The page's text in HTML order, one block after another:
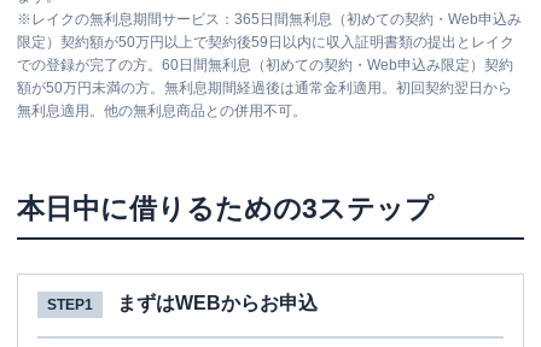
※ レイクの無利息期間サービス：365日間無利息（初めての契約・Web申込み
限定）契約額が50万円以上で契約後59日以内に収入証明書類の提出とレイク
での登録が完了の方。60日間無利息（初めての契約・Web申込み限定）契約
額が50万円未満の方。無利息期間経過後は通常金利適用。初回契約翌日から
無利息適用。他の無利息商品との併用不可。
本日中に借りるための3ステップ
STEP1 まずはWEBからお申込